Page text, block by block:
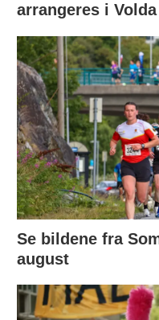
arrangeres i
Se bildene fra
august